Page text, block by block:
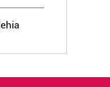
teknologiaz